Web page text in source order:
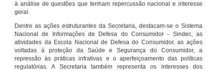
à análise de questões que tenham repercussão nacional e interesse
geral.
Dentre as ações estruturantes da Secretaria, destacam-se o Sistema
Nacional de Informações de Defesa do Consumidor - Sindec, as
atividades da Escola Nacional de Defesa do Consumidor, as ações
voltadas à proteção da Saúde e Segurança do Consumidor, a
repressão às práticas infrativas e o aperfeiçoamento das políticas
regulatórias. A Secretaria também representa os interesses dos